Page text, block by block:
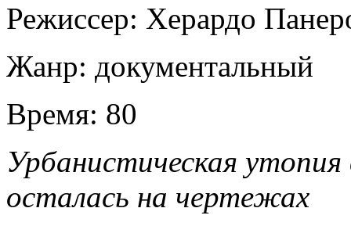
Режиссер: Херардо
Жанр: документальный
Время: 80
Урбанистическая
осталась на чертежах